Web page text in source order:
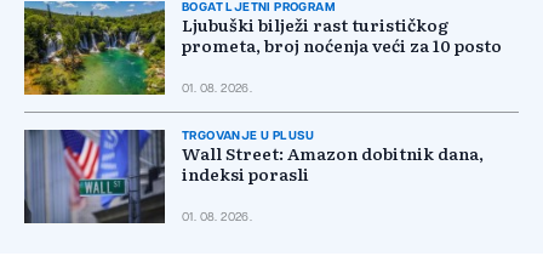
BOGAT LJETNI PROGRAM
Ljubuški bilježi rast turističkog
prometa, broj noćenja veći za 10 posto
01. 08. 2026.
TRGOVANJE U PLUSU
Wall Street: Amazon dobitnik dana,
indeksi porasli
01. 08. 2026.